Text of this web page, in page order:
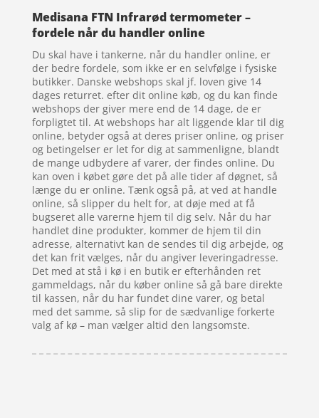
Medisana FTN Infrarød termometer –
fordele når du handler online
Du skal have i tankerne, når du handler online, er
der bedre fordele, som ikke er en selvfølge i fysiske
butikker. Danske webshops skal jf. loven give 14
dages returret. efter dit online køb, og du kan finde
webshops der giver mere end de 14 dage, de er
forpligtet til. At webshops har alt liggende klar til dig
online, betyder også at deres priser online, og priser
og betingelser er let for dig at sammenligne, blandt
de mange udbydere af varer, der findes online. Du
kan oven i købet gøre det på alle tider af døgnet, så
længe du er online. Tænk også på, at ved at handle
online, så slipper du helt for, at døje med at få
bugseret alle varerne hjem til dig selv. Når du har
handlet dine produkter, kommer de hjem til din
adresse, alternativt kan de sendes til dig arbejde, og
det kan frit vælges, når du angiver leveringadresse.
Det med at stå i kø i en butik er efterhånden ret
gammeldags, når du køber online så gå bare direkte
til kassen, når du har fundet dine varer, og betal
med det samme, så slip for de sædvanlige forkerte
valg af kø – man vælger altid den langsomste.